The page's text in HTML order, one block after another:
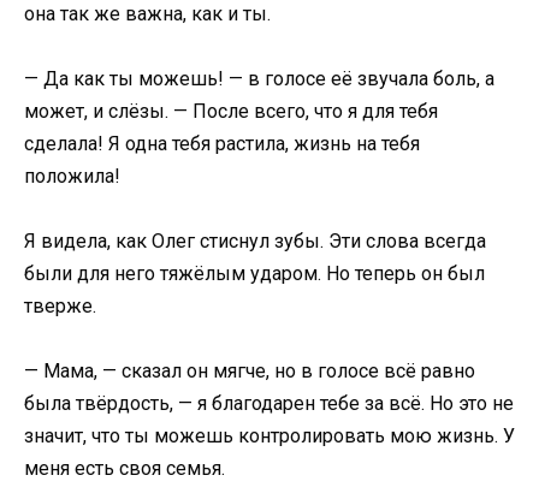
она так же важна, как и ты.
— Да как ты можешь! — в голосе её звучала боль, а
может, и слёзы. — После всего, что я для тебя
сделала! Я одна тебя растила, жизнь на тебя
положила!
Я видела, как Олег стиснул зубы. Эти слова всегда
были для него тяжёлым ударом. Но теперь он был
тверже.
— Мама, — сказал он мягче, но в голосе всё равно
была твёрдость, — я благодарен тебе за всё. Но это не
значит, что ты можешь контролировать мою жизнь. У
меня есть своя семья.